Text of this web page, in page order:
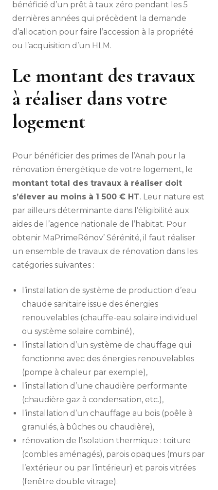
bénéficié d’un prêt à taux zéro pendant les 5
dernières années qui précèdent la demande
d’allocation pour faire l’accession à la propriété
ou l’acquisition d’un HLM.
Le montant des travaux
à réaliser dans votre
logement
Pour bénéficier des primes de l’Anah pour la
rénovation énergétique de votre logement, le
montant total des travaux à réaliser doit
s’élever au moins à 1 500 € HT. Leur nature est
par ailleurs déterminante dans l’éligibilité aux
aides de l’agence nationale de l’habitat. Pour
obtenir MaPrimeRénov’ Sérénité, il faut réaliser
un ensemble de travaux de rénovation dans les
catégories suivantes :
l’installation de système de production d’eau
chaude sanitaire issue des énergies
renouvelables (chauffe-eau solaire individuel
ou système solaire combiné),
l’installation d’un système de chauffage qui
fonctionne avec des énergies renouvelables
(pompe à chaleur par exemple),
l’installation d’une chaudière performante
(chaudière gaz à condensation, etc.),
l’installation d’un chauffage au bois (poêle à
granulés, à bûches ou chaudière),
rénovation de l’isolation thermique : toiture
(combles aménagés), parois opaques (murs par
l’extérieur ou par l’intérieur) et parois vitrées
(fenêtre double vitrage).